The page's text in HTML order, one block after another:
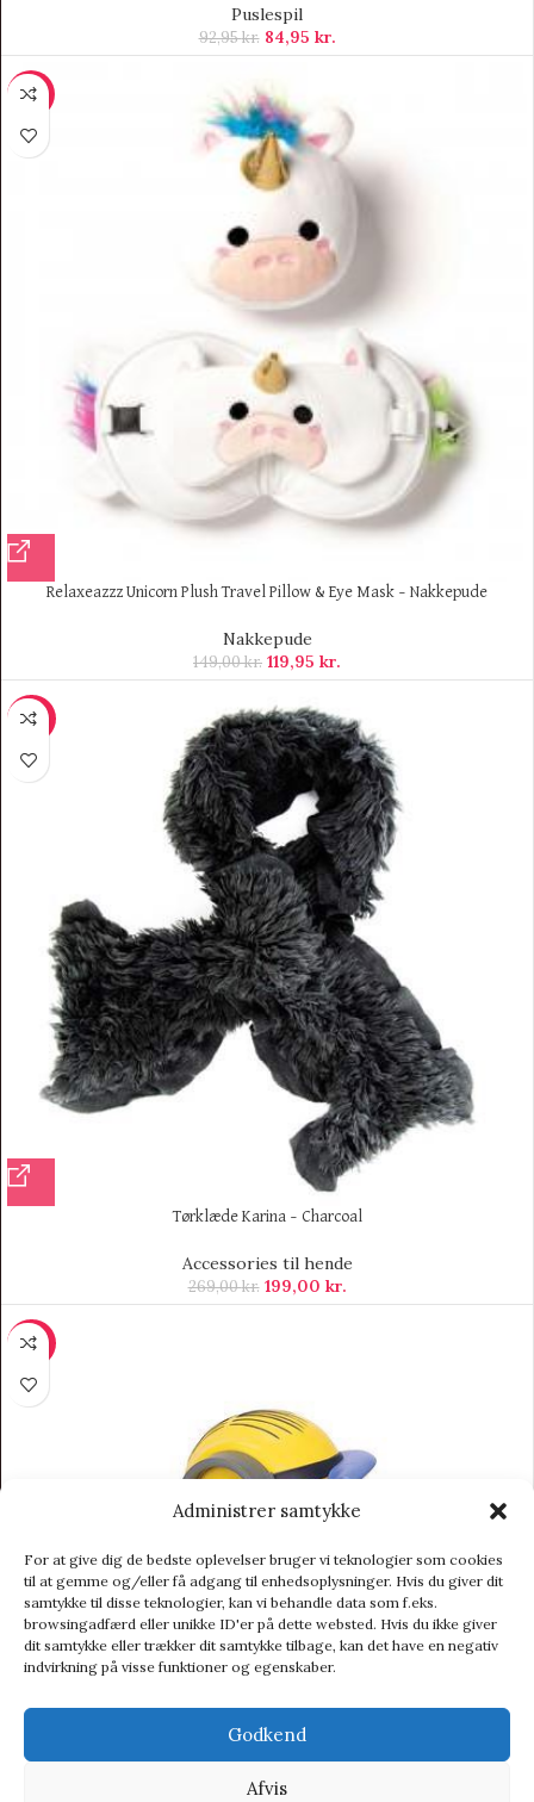
Administrer samtykke
For at give dig de bedste oplevelser bruger vi teknologier som cookies
til at gemme og/eller få adgang til enhedsoplysninger. Hvis du giver dit
samtykke til disse teknologier, kan vi behandle data som f.eks.
browsingadfærd eller unikke ID'er på dette websted. Hvis du ikke giver
dit samtykke eller trækker dit samtykke tilbage, kan det have en negativ
indvirkning på visse funktioner og egenskaber.
Godkend
Afvis
Puslespil
92,95kr. 84,95 kr.
-19%
Relaxeazzz Unicorn Plush Travel Pillow & Eye Mask – Nakkepude
Nakkepude
149,00kr. 119,95 kr.
-26%
Tørklæde Karina – Charcoal
Accessories til hende
269,00kr. 199,00 kr.
-42%